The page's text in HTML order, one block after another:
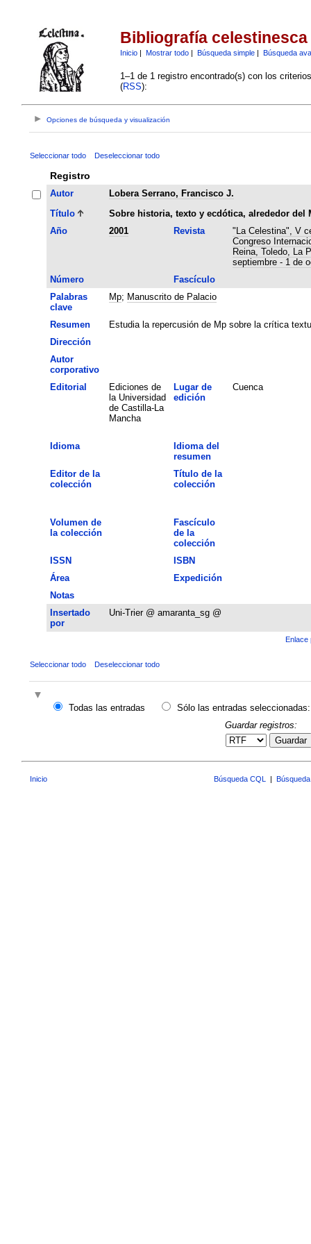
Bibliografía celestinesca
Inicio| Mostrar todo| Búsqueda simple| Búsqueda
1–1 de 1 registro encontrado(s) con los
(RSS):
Opciones de búsqueda y visualización
Seleccionar todo Deseleccionar todo
Registro
Autor
Lobera Serrano, Francisco J.
Título
Sobre historia, texto y ecdótica, alrededor del
Año
2001 Revista
"La Celestina", V
Congreso
Reina, Toledo, La
septiembre - 1 de
Número
Fascículo
Palabras
clave
Mp; Manuscrito de Palacio
Resumen
Estudia la repercusión de Mp sobre la crítica
Dirección
Autor
corporativo
Editorial
Ediciones de
la Universidad
de Castilla-La
Mancha
Lugar de
edición
Cuenca
Idioma
Idioma del
resumen
Editor de la
colección
Título de la
colección
Volumen de
la colección
Fascículo
de la
colección
ISSN
ISBN
Área
Expedición
Notas
Insertado
por
Uni-Trier @ amaranta_sg @
Enlace
Seleccionar todo Deseleccionar todo
Todas las entradas
Sólo las entradas seleccionadas:
Guardar registros:
Guardar
Inicio Búsqueda CQL